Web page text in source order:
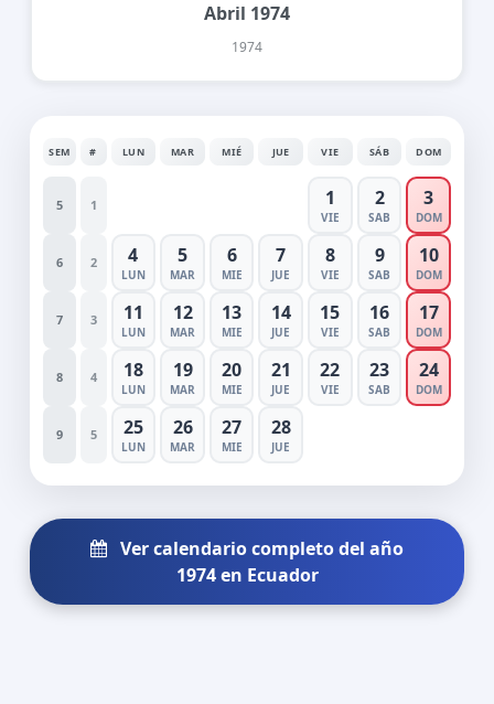
Abril 1974
1974
SEM # LUN MAR MIÉ JUE VIE SÁB DOM
5 1 1
VIE
2
SAB
3
DOM
6 2 4
LUN
5
MAR
6
MIE
7
JUE
8
VIE
9
SAB
10
DOM
7 3 11
LUN
12
MAR
13
MIE
14
JUE
15
VIE
16
SAB
17
DOM
8 4 18
LUN
19
MAR
20
MIE
21
JUE
22
VIE
23
SAB
24
DOM
9 5 25
LUN
26
MAR
27
MIE
28
JUE
Ver calendario completo del año
1974 en Ecuador